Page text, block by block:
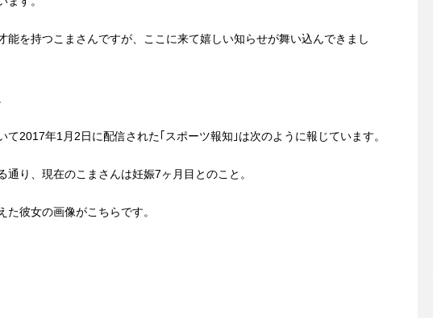
能を持つこまさんですが、ここに来て嬉しい知らせが舞い込んできまし
て2017年1月2日に配信された｢スポーツ報知｣は次のように報じています。
通り、現在のこまさんは妊娠7ヶ月目とのこと。
た彼女の画像がこちらです。